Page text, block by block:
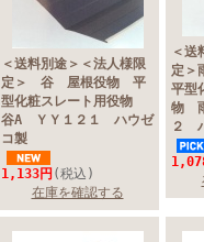
＜送料別途＞＜法人様限
定＞ 谷 屋根役物 平
型化粧スレート用役物
谷A ＹＹ１２１ ハウゼ
コ製
1,133円 (税込)
在庫を確認する
＜送
定
平型
物
２